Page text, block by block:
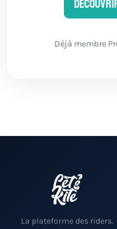
Déjà membre
La plateforme des riders.